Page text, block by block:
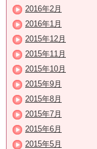
2016年2月
2016年1月
2015年12月
2015年11月
2015年10月
2015年9月
2015年8月
2015年7月
2015年6月
2015年5月